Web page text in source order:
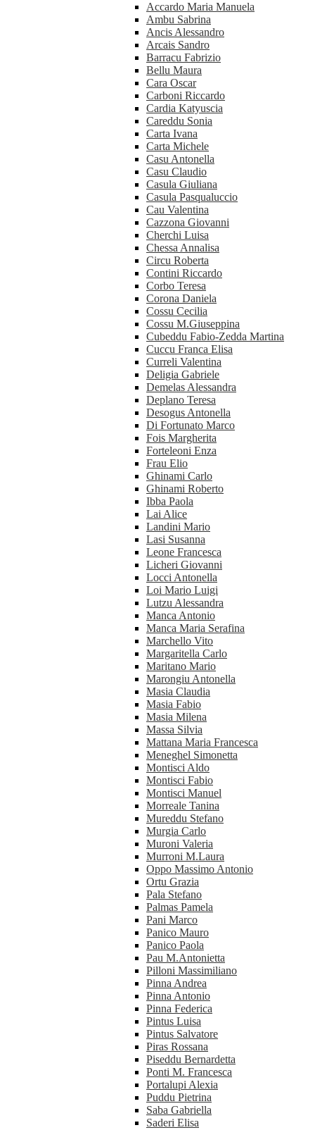
Accardo Maria Manuela
Ambu Sabrina
Ancis Alessandro
Arcais Sandro
Barracu Fabrizio
Bellu Maura
Cara Oscar
Carboni Riccardo
Cardia Katyuscia
Careddu Sonia
Carta Ivana
Carta Michele
Casu Antonella
Casu Claudio
Casula Giuliana
Casula Pasqualuccio
Cau Valentina
Cazzona Giovanni
Cherchi Luisa
Chessa Annalisa
Circu Roberta
Contini Riccardo
Corbo Teresa
Corona Daniela
Cossu Cecilia
Cossu M.Giuseppina
Cubeddu Fabio-Zedda Martina
Cuccu Franca Elisa
Curreli Valentina
Deligia Gabriele
Demelas Alessandra
Deplano Teresa
Desogus Antonella
Di Fortunato Marco
Fois Margherita
Forteleoni Enza
Frau Elio
Ghinami Carlo
Ghinami Roberto
Ibba Paola
Lai Alice
Landini Mario
Lasi Susanna
Leone Francesca
Licheri Giovanni
Locci Antonella
Loi Mario Luigi
Lutzu Alessandra
Manca Antonio
Manca Maria Serafina
Marchello Vito
Margaritella Carlo
Maritano Mario
Marongiu Antonella
Masia Claudia
Masia Fabio
Masia Milena
Massa Silvia
Mattana Maria Francesca
Meneghel Simonetta
Montisci Aldo
Montisci Fabio
Montisci Manuel
Morreale Tanina
Mureddu Stefano
Murgia Carlo
Muroni Valeria
Murroni M.Laura
Oppo Massimo Antonio
Ortu Grazia
Pala Stefano
Palmas Pamela
Pani Marco
Panico Mauro
Panico Paola
Pau M.Antonietta
Pilloni Massimiliano
Pinna Andrea
Pinna Antonio
Pinna Federica
Pintus Luisa
Pintus Salvatore
Piras Rossana
Piseddu Bernardetta
Ponti M. Francesca
Portalupi Alexia
Puddu Pietrina
Saba Gabriella
Saderi Elisa